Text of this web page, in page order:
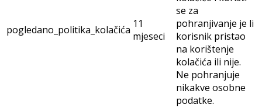
pogledano_politika_kolačića 11
mjeseci
se za
pohranjivanje je li
korisnik pristao
na korištenje
kolačića ili nije.
Ne pohranjuje
nikakve osobne
podatke.